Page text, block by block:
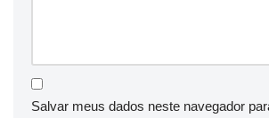
Salvar meus dados neste navegador